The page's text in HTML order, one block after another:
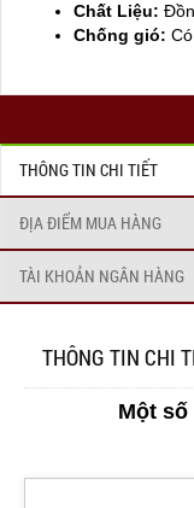
Chất Liệu:
Chống gió:
THÔNG TIN CHI TIẾT
ĐỊA ĐIỂM MUA HÀNG
TÀI KHOẢN NGÂN HÀNG
THÔNG TIN CHI
Một số